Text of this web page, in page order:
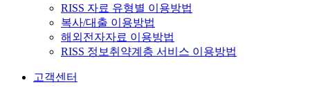
RISS 자료 유형별 이용방법
복사/대출 이용방법
해외전자자료 이용방법
RISS 정보취약계층 서비스 이용방법
고객센터